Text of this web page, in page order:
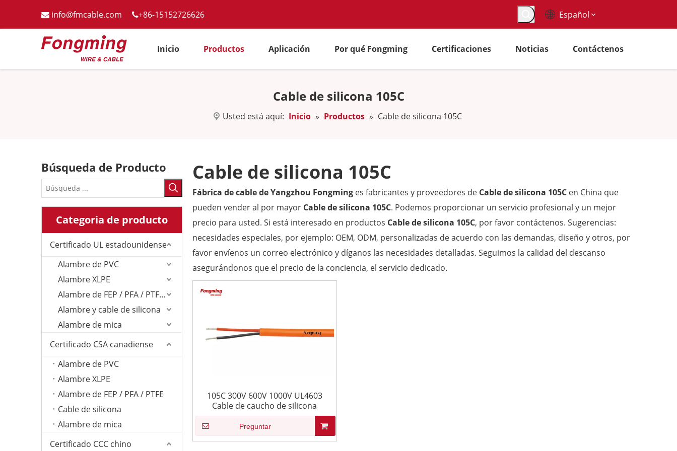
 info@fmcable.com +86-15152726626 Español
Inicio Productos Aplicación Por qué Fongming Certificaciones Noticias Contáctenos
Cable de silicona 105C
Usted está aquí: Inicio » Productos » Cable de silicona 105C
Búsqueda de Producto
Categoria de producto
Certificado UL estadounidense
Alambre de PVC
Alambre XLPE
Alambre de FEP / PFA / PTFE/ETFE
Alambre y cable de silicona
Alambre de mica
Certificado CSA canadiense
Alambre de PVC
Alambre XLPE
Alambre de FEP / PFA / PTFE
Cable de silicona
Alambre de mica
Certificado CCC chino
Cable de silicona 105C
Fábrica de cable de Yangzhou Fongming es fabricantes y proveedores de Cable de silicona 105C en China que
pueden vender al por mayor Cable de silicona 105C. Podemos proporcionar un servicio profesional y un mejor
precio para usted. Si está interesado en productos Cable de silicona 105C, por favor contáctenos. Sugerencias:
necesidades especiales, por ejemplo: OEM, ODM, personalizadas de acuerdo con las demandas, diseño y otros, por
favor envíenos un correo electrónico y díganos las necesidades detalladas. Seguimos la calidad del descanso
asegurándonos que el precio de la conciencia, el servicio dedicado.
105C 300V 600V 1000V UL4603
Cable de caucho de silicona
Preguntar